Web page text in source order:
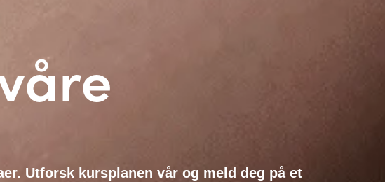
Utforsk kursplanen vår og meld deg på et